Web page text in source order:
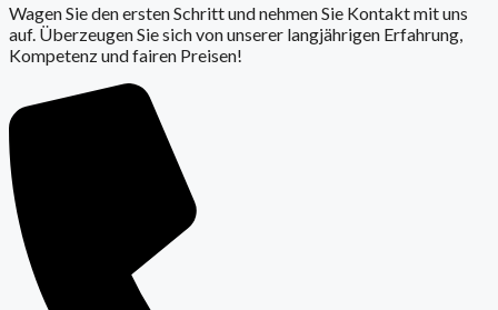
Wagen Sie den ersten Schritt und nehmen Sie Kontakt mit uns
auf. Überzeugen Sie sich von unserer langjährigen Erfahrung,
Kompetenz und fairen Preisen!